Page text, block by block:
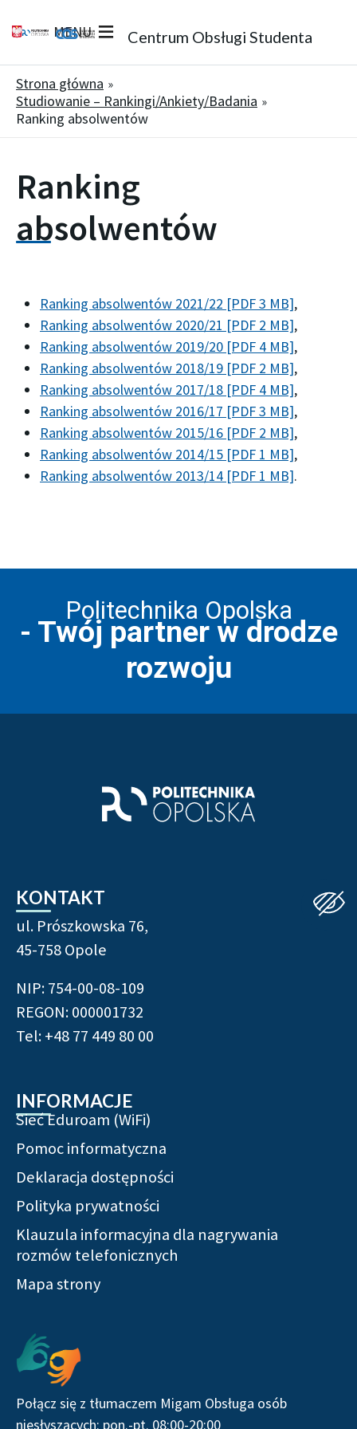
Centrum Obsługi Studenta
MENU
Strona główna
Studiowanie – Rankingi/Ankiety/Badania
Ranking absolwentów
Ranking
absolwentów
Ranking absolwentów 2021/22 [PDF 3 MB],
Ranking absolwentów 2020/21 [PDF 2 MB],
Ranking absolwentów 2019/20 [PDF 4 MB],
Ranking absolwentów 2018/19 [PDF 2 MB],
Ranking absolwentów 2017/18 [PDF 4 MB],
Ranking absolwentów 2016/17 [PDF 3 MB],
Ranking absolwentów 2015/16 [PDF 2 MB],
Ranking absolwentów 2014/15 [PDF 1 MB],
Ranking absolwentów 2013/14 [PDF 1 MB].
Politechnika Opolska
- Twój partner w drodze
rozwoju
KONTAKT
ul. Prószkowska 76,
45-758 Opole
NIP: 754-00-08-109
REGON: 000001732
Tel: +48 77 449 80 00
INFORMACJE
Sieć Eduroam (WiFi)
Pomoc informatyczna
Deklaracja dostępności
Polityka prywatności
Klauzula informacyjna dla nagrywania
rozmów telefonicznych
Mapa strony
Połącz się z tłumaczem Migam Obsługa osób
niesłyszących: pon.-pt. 08:00-20:00
Serwisy społecznościowe